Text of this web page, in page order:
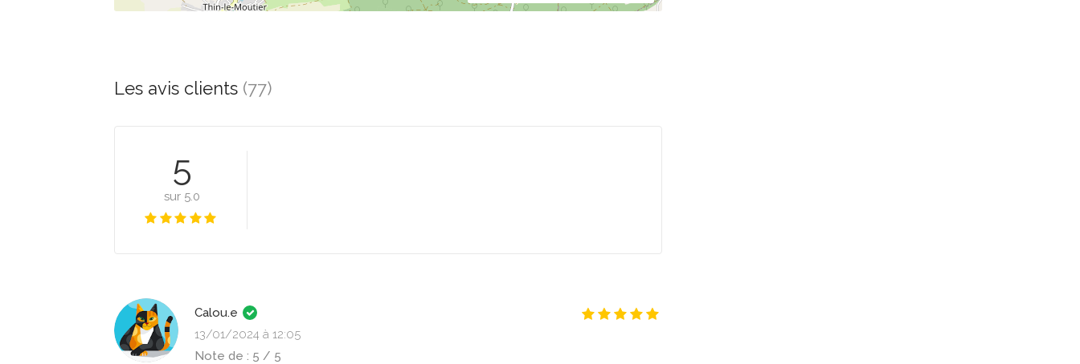
Les avis clients (77)
5
sur 5.0
Calou.e
13/01/2024 à 12:05
Note de : 5 / 5